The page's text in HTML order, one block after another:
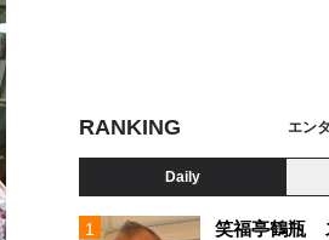
RANKING エン
Daily
笑福亭鶴瓶